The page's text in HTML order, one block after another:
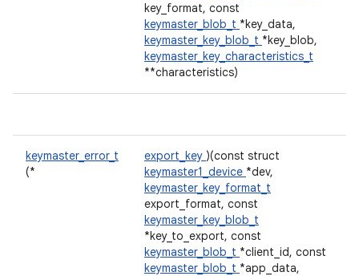
key_format, const
keymaster_blob_t *key_data,
keymaster_key_blob_t *key_blob,
keymaster_key_characteristics_t
**characteristics)
keymaster_error_t
(*
export_key )(const struct
keymaster1_device *dev,
keymaster_key_format_t
export_format, const
keymaster_key_blob_t
*key_to_export, const
keymaster_blob_t *client_id, const
keymaster_blob_t *app_data,